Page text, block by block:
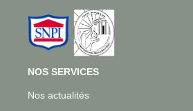
NOS SERVICES
Nos actualités